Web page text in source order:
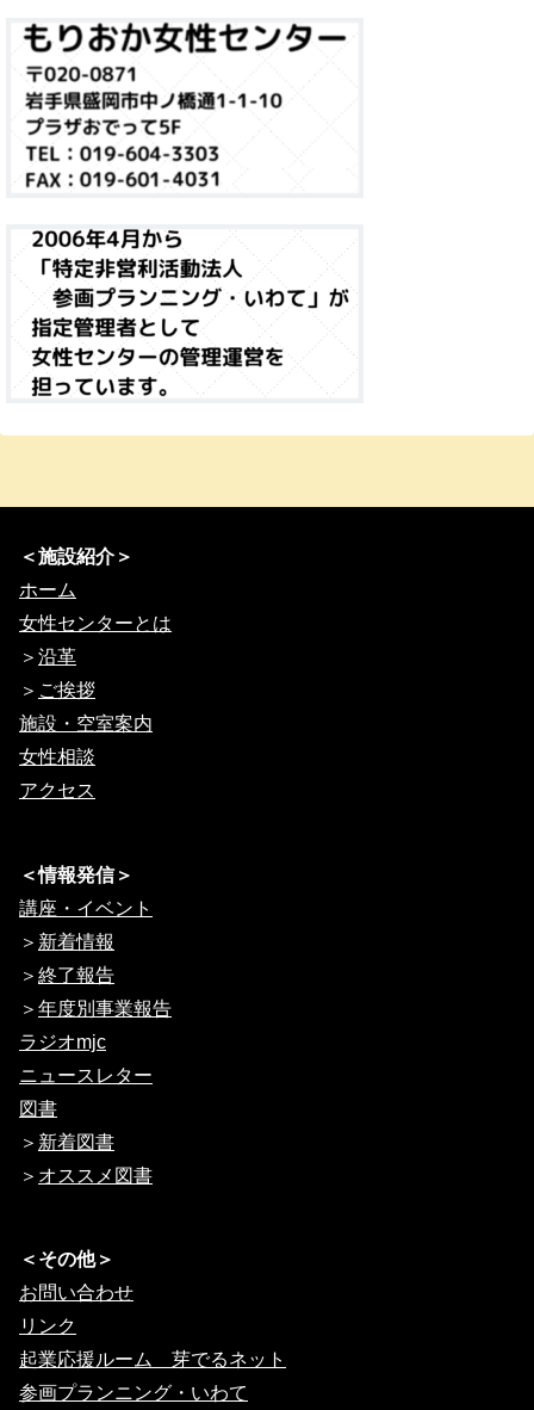
＜施設紹介＞
ホーム
女性センターとは
＞ 沿革
＞ ご挨拶
施設・空室案内
女性相談
アクセス
＜情報発信＞
講座・イベント
＞ 新着情報
＞ 終了報告
＞ 年度別事業報告
ラジオmjc
ニュースレター
図書
＞ 新着図書
＞ オススメ図書
＜その他＞
お問い合わせ
リンク
起業応援ルーム 芽でるネット
参画プランニング・いわて